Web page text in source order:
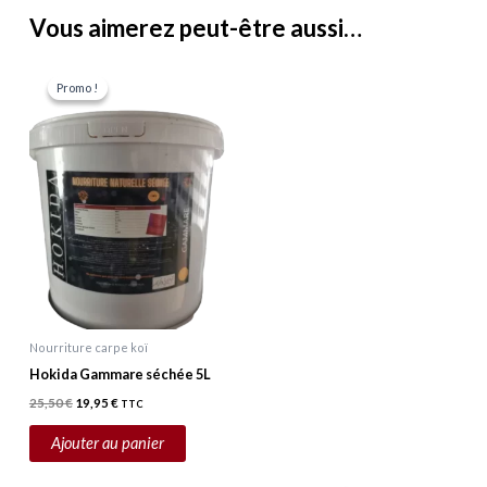
Vous aimerez peut-être aussi…
Promo !
Promo !
Nourriture carpe koï
Hokida Gammare séchée 5L
25,50€
initial
était :
25,50 €.
19,95 €
est :
19,95 €.
TTC
Ajouter au panier